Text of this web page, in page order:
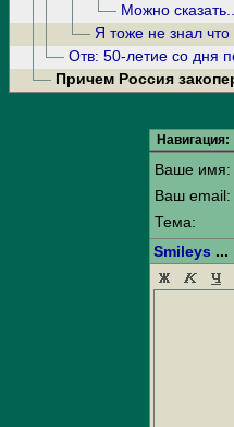
Можно
Я тоже не знал
Отв: 50-летие со дня
Причем Россия
Навигация:
Ваше имя:
Ваш email:
Тема:
Smileys ...